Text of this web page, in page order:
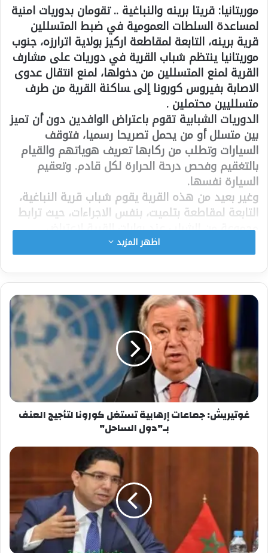
موريتانيا: ﻗﺮﻳﺘﺎ ﺑﺮﻳﻨﻪ ﻭﺍﻟﻨﺒﺎﻏﻴﺔ .. تقومان بدوريات امنية
لمساعدة ﺍﻟﺴﻠﻄﺎﺕ ﺍﻟﻌﻤﻮﻣﻴﺔ ﻓﻲ ﺿﺒﻂ ﺍﻟﻤﺘﺴﻠﻠﻴﻦ
ﻗﺮﻳﺔ ﺑﺮﻳﻨﻪ، التابعة لمقاطعة ﺍﺭﻛﻴﺰ ﺑﻮﻻﻳﺔ ﺍﺗﺮﺍﺭﺯﻩ، جنوب
موريتانيا ينتظم شباب القرية ﻓﻲ ﺩﻭﺭﻳﺎﺕ ﻋﻠﻰ ﻣﺸﺎﺭﻑ
ﺍﻟﻘﺮﻳﺔ ﻟﻤﻨﻊ ﺍﻟﻤﺘﺴﻠﻠﻴﻦ ﻣﻦ ﺩﺧﻮﻟﻬﺎ، لمنع انتقال عدوى
ﺍﻻﺻﺎﺑﺔ ﺑﻔﻴﺮﻭﺱ ﻛﻮﺭﻭﻧﺎ إلى ﺴﺎﻛﻨﺔ القرية ﻣﻦ ﻃﺮﻑ
ﻣﺘﺴﻠﻠﻴﻴﻦ ﻣﺤﺘﻤﻠﻴﻦ .
ﺍﻟﺪﻭﺭﻳﺎﺕ ﺍﻟﺸﺒﺎﺑﻴﺔ ﺗﻘﻮﻡ ﺑﺎﻋﺘﺮﺍﺽ ﺍﻟﻮﺍﻓﺪﻳﻦ ﺩﻭﻥ ﺃﻥ ﺗﻤﻴﺰ
ﺑﻴﻦ ﻣﺘﺴﻠﻞ ﺃﻭ ﻣﻦ ﻳﺤﻤﻞ ﺗﺼﺮﻳﺤﺎ ﺭﺳﻤﻴﺎ، فتوقف
السيارات وتطلب من ركابها تعريف هوياتهم والقيام
بالتغقيم وفحص درحة الحرارة لكل قادم. وتعقيم
السيارة نفسها.
وغير بعيد من هذه القرية يقوم شباب ﻗﺮﻳﺔ ﺍﻟﻨﺒﺎﻏﻴﺔ،
ﺍﻟﺘﺎﺑﻌﺔ ﻟﻤﻘﺎﻃﻌﺔ ﺑﺘﻠﻤﻴﺖ، بنفس الاجراءات، ﺣﻴﺚ ﺗﺮﺍﺑﻂ
ﻣﺠﻤﻮﻋﺔ ﻣﻦ ﺍﻟﺸﺒاﺐ ﻋﻨﺪ ﺑﻮﺍﺑﺎﺕ ﺍﻟﻘﺮﻳﺔ ﻻﻋﺘﺮﺍﺽ
ﺍﻟﺴﻴﺎﺭﺍﺕ ﻭﺍﻷﺷﺨﺎﺹ ﺍﻟﻘﺎﺩﻣﻴﻦ ﻣﻦ ﺍﻟﻘﺮﻯ ﺍﻟﻤﺠﺎﻭﺭﺓ ﺃﻭ
ﺍﻟﻤﺘﺴﻠﻠﻴﻦ ﻣﻦ ﺍﻟﻌﺎﺻﻤﺔ ﻧﻮﺍﻛﺸﻮﻁ .
ﻭﻗﺪ ﺍﺗﺨﺬﺕ ﺍﻟﻘﺮﻳﺘﺎﻥ ﻫﺬﺍ ﺍﻟﻘﺮﺍﺭ تزامنا مع ﺗﺼﺎﻋﺪ ﻭﺗﻴﺮﺓ
ﺃﻋﺪﺍﺩ ﺍﻟﺤﺎﻻﺕ ﺍﻟﻤﺆﻛﺪﺓ ﻣﻦ ﺍﻹﺻﺎﺑﺔ ﺑﺎﻟﻔﻴﺮﻭﺱ .
ﻳﻘﻮﻝ ﻣﺤﻤﺪ، ﺃﺣﺪ ﺣﺮﺍﺱ ﻗﺮﻳﺔ ﺍﻟﻨﺒﺎﻏﻴﺔ ﻓﻲ ﺗﺼﺮﻳﺢ ﺧﺎﺹ
ﻟﻮﻛﺎﻟﺔ ﺍﻟﻮﺋﺎﻡ ﺍﻟﻮﻃﻨﻲ ﻟﻸﻧﺒﺎﺀ، ﺇﻥ ﻗﺮﺍﺭ ﻣﻨﻊ ﺩﺧﻮﻝ ﺍﻟﻘﺮﻳﺔ
ﺳﻴﺸﻤﻞ ﺟﻤﻴﻊ ﺍﻟﻮﺍﻓﺪﻳﻦ ﺑﺪﻭﻥ ﺍﺳﺘﺜﻨﺎﺀ، ﻭﺃﺿﺎﻑ : ﻧﺤﻦ
ﺍﻵﻥ ﻧﻌﻴﺶ،ﻭﺿﻌﻴﺔ ﺗﺸﺒﻪ ” ﻳﻮﻡ ﻳﻔﺮ ﺍﻟﻤﺮﺀ ﻣﻦ ﺃﺧﻴﻪ ” ،
حسب تعبيره
شارك هذا الموضوع:
فيس بوك X
اظهر المزيد
غوتيريش: جماعات إرهابية تستغل كورونا لتأجيج العنف
بـ"دول الساحل"